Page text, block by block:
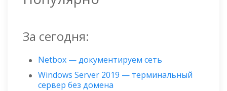
За сегодня:
Netbox — документируем сеть
Windows Server 2019 — терминальный
сервер без домена